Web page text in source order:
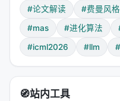
基准
BBEH (推理)
SWE-Bench-Verified
#论文解读 #费曼风格
#mas
#进化算法
#icml2026
#llm
🧭站内工具